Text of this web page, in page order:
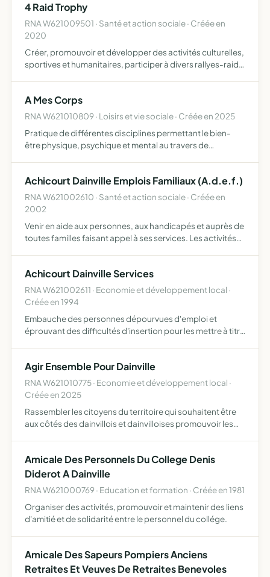
4 Raid Trophy
RNA W621009501 · Santé et action sociale · Créée en
2020
Créer, promouvoir et développer des activités culturelles,
sportives et humanitaires, participer à divers rallyes-raids
A Mes Corps
RNA W621010809 · Loisirs et vie sociale · Créée en 2025
Pratique de différentes disciplines permettant le bien-
être physique, psychique et mental au travers de
développement pe…
Achicourt Dainville Emplois Familiaux (A.d.e.f.)
RNA W621002610 · Santé et action sociale · Créée en
2002
Venir en aide aux personnes, aux handicapés et auprès de
toutes familles faisant appel à ses services. Les activités
Achicourt Dainville Services
RNA W621002611 · Economie et développement local ·
Créée en 1994
Embauche des personnes dépourvues d'emploi et
éprouvant des difficultés d'insertion pour les mettre à titre
com…
Agir Ensemble Pour Dainville
RNA W621010775 · Economie et développement local ·
Créée en 2025
Rassembler les citoyens du territoire qui souhaitent être
aux côtés des dainvillois et dainvilloises promouvoir les
Amicale Des Personnels Du College Denis
Diderot A Dainville
RNA W621000769 · Education et formation · Créée en 1981
Organiser des activités, promouvoir et maintenir des liens
d'amitié et de solidarité entre le personnel du collége.
Amicale Des Sapeurs Pompiers Anciens
Retraites Et Veuves De Retraites Benevoles